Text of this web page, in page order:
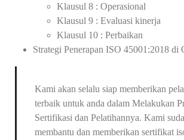
Klausul 8 : Operasional
Klausul 9 : Evaluasi kinerja
Klausul 10 : Perbaikan
Strategi Penerapan ISO 45001:2018 di
Kami akan selalu siap memberikan
terbaik untuk anda dalam Melakukan
Sertifikasi dan Pelatihannya. Kami
membantu dan memberikan sertifikat